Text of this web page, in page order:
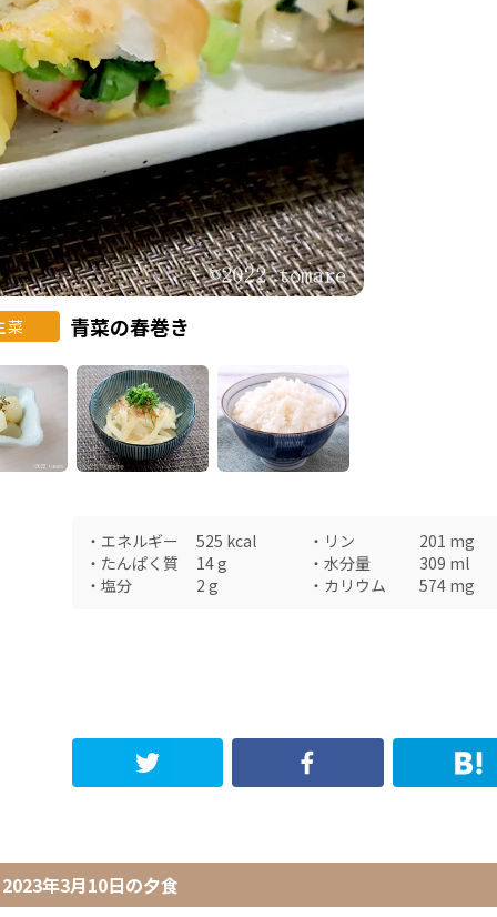
菜 青菜の春巻き
・ エネルギー 525 kcal ・ リン 201 mg
・ たんぱく質 14g ・ 水分量 309 ml
・ 塩分 2 g ・ カリウム 574 mg
2023年3月10日の夕食